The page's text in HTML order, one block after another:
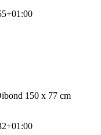
150 x 77 cm